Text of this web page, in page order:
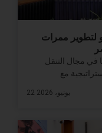
مليون يورو لتطوير ممرات
في مجال التنقل
مع
22 يونيو، 2026